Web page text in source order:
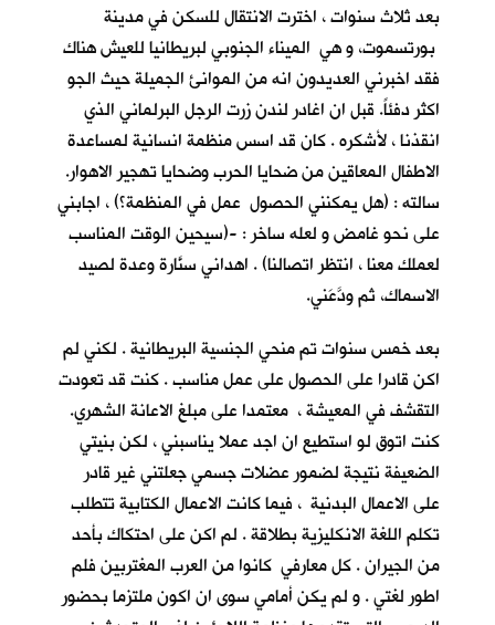
بعد ثلاث سنوات ، اخترت الانتقال للسكن في مدينة
بورتسموت، و هي الميناء الجنوبي لبريطانيا للعيش هناك
فقد اخبرني العديدون انه من الموانئ الجميلة حيث الجو
اكثر دفئاً. قبل ان اغادر لندن زرت الرجل البرلماني الذي
انقذنا ، لأشكره . كان قد اسس منظمة انسانية لمساعدة
الاطفال المعاقين من ضحايا الحرب وضحايا تهجير الاهوار.
سالته : (هل يمكنني الحصول عمل في المنظمة؟) ، اجابني
على نحو غامض و لعله ساخر : -(سيحين الوقت المناسب
لعملك معنا ، انتظر اتصالنا) . اهداني سنَّارة وعدة لصيد
الاسماك، ثم ودَّعَني.
بعد خمس سنوات تم منحي الجنسية البريطانية . لكني لم
اكن قادرا على الحصول على عمل مناسب . كنت قد تعودت
التقشف في المعيشة ، معتمدا على مبلغ الاعانة الشهري.
كنت اتوق لو استطيع ان اجد عملا يناسبني ، لكن بنيتي
الضعيفة نتيجة لضمور عضلات جسمي جعلتني غير قادر
على الاعمال البدنية ، فيما كانت الاعمال الكتابية تتطلب
تكلم اللغة الانكليزية بطلاقة . لم اكن على احتكاك بأحد
من الجيران . كل معارفي كانوا من العرب المغتربين فلم
اطور لغتي . و لم يكن أمامي سوى ان اكون ملتزما بحضور